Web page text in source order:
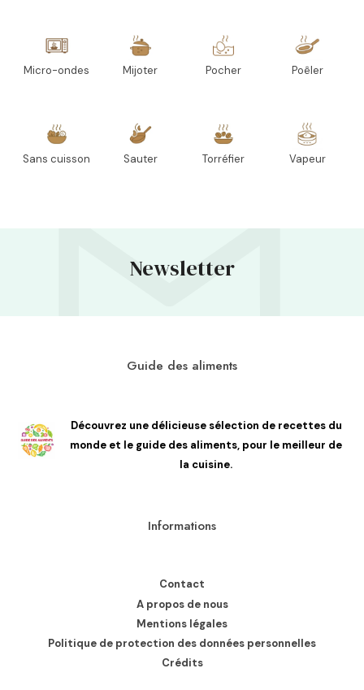
Micro-ondes Mijoter Pocher Poêler
Sans cuisson Sauter Torréfier Vapeur
Newsletter
Guide des aliments
Découvrez une délicieuse sélection de recettes du
monde et le guide des aliments, pour le meilleur de
la cuisine.
Informations
Contact
A propos de nous
Mentions légales
Politique de protection des données personnelles
Crédits